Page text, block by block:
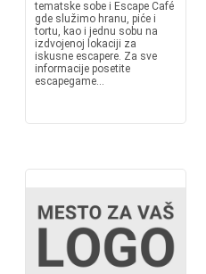
tematske sobe i Escape Café
gde služimo hranu, piće i
tortu, kao i jednu sobu na
izdvojenoj lokaciji za
iskusne escapere. Za sve
informacije posetite
escapegame...